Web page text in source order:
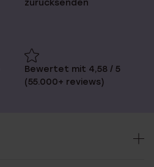
zurücksenden
Bewertet mit 4,58 / 5
(55.000+ reviews)